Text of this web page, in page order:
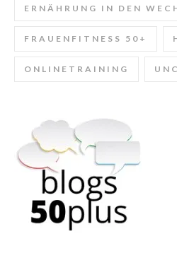
ERNÄHRUNG IN DEN
FRAUENFITNESS 50+
ONLINETRAINING